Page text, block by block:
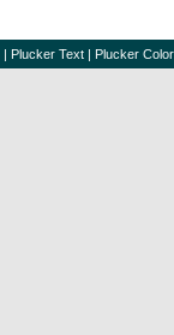
| Plucker Text | Plucker Color